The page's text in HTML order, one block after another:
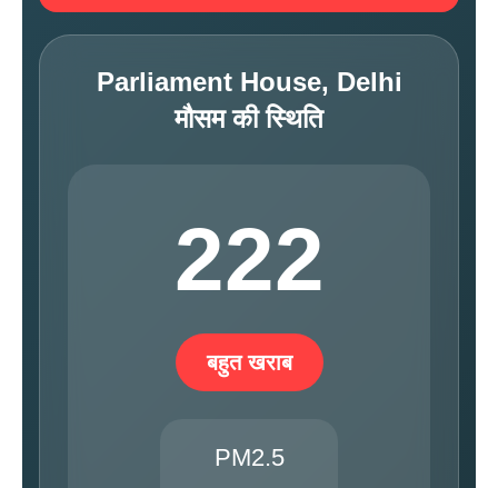
Parliament House, Delhi
मौसम की स्थिति
222
बहुत खराब
PM2.5